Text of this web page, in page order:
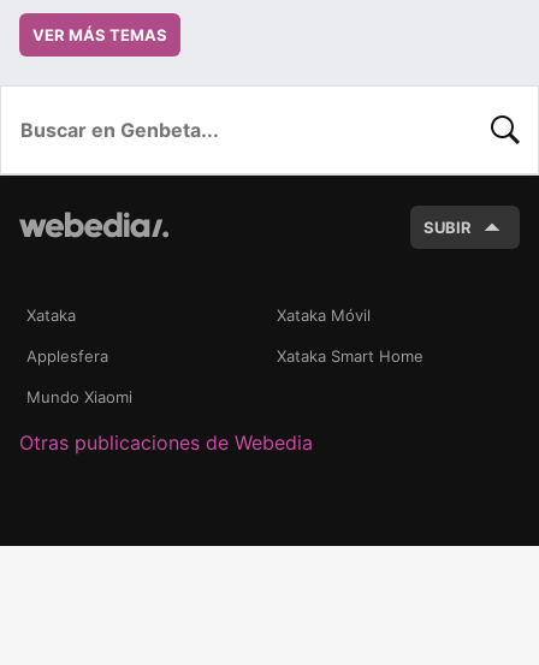
VER MÁS TEMAS
SUBIR
Xataka Xataka Móvil
Applesfera Xataka Smart Home
Mundo Xiaomi
Otras publicaciones de Webedia